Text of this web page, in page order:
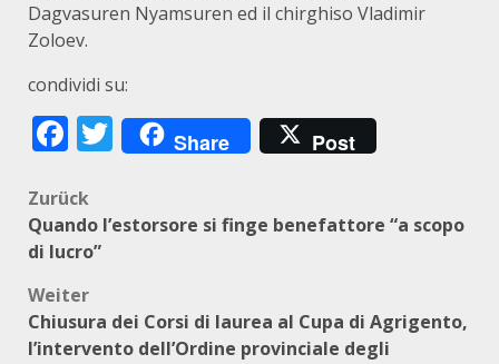
Dagvasuren Nyamsuren ed il chirghiso Vladimir
Zoloev.
condividi su:
Facebook
Twitter
Share Post
Beitragsnavigation
Zurück
Quando l’estorsore si finge benefattore “a scopo
di lucro”
Weiter
Chiusura dei Corsi di laurea al Cupa di Agrigento​,
l​’intervento dell’Ordine provinciale degli